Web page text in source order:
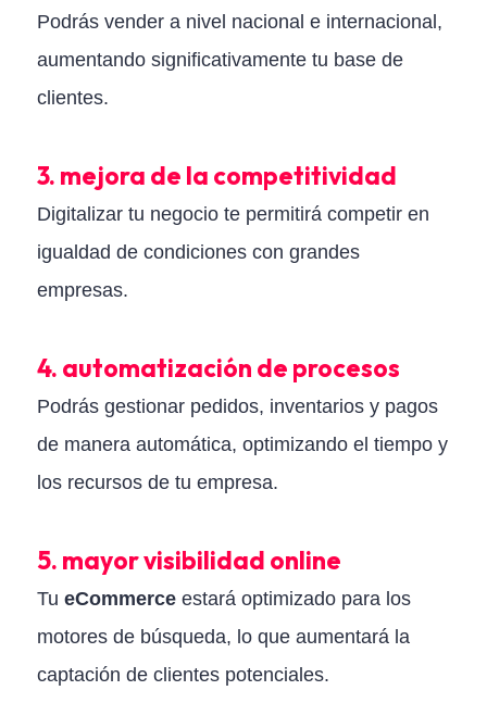
Podrás vender a nivel nacional e internacional,
aumentando significativamente tu base de
clientes.
3. mejora de la competitividad
Digitalizar tu negocio te permitirá competir en
igualdad de condiciones con grandes
empresas.
4. automatización de procesos
Podrás gestionar pedidos, inventarios y pagos
de manera automática, optimizando el tiempo y
los recursos de tu empresa.
5. mayor visibilidad online
Tu eCommerceestará optimizado para los
motores de búsqueda, lo que aumentará la
captación de clientes potenciales.